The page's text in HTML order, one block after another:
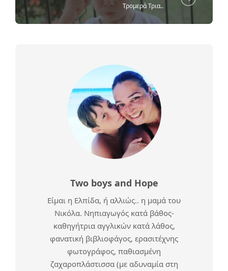
Τρομερά Τρια..
Two boys and Hope
Είμαι η Ελπίδα, ή αλλιώς.. η μαμά του
Νικόλα. Νηπιαγωγός κατά βάθος-
καθηγήτρια αγγλικών κατά λάθος,
φανατική βιβλιοφάγος, ερασιτέχνης
φωτογράφος, παθιασμένη
ζαχαροπλάστισσα (με αδυναμία στη